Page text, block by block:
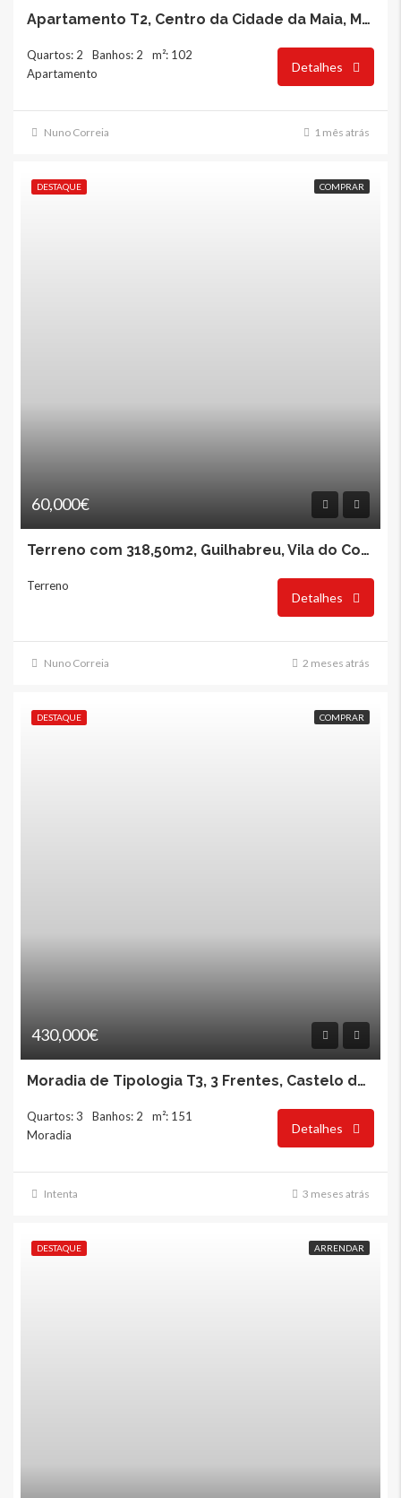
Apartamento T2, Centro da Cidade da Maia, Maia
Quartos: 2 Banhos: 2
m²: 102
Apartamento
Detalhes
Nuno Correia 1 mês atrás
DESTAQUE COMPRAR
60,000€
Terreno com 318,50m2, Guilhabreu, Vila do Conde
Terreno
Detalhes
Nuno Correia 2 meses atrás
DESTAQUE COMPRAR
430,000€
Moradia de Tipologia T3, 3 Frentes, Castelo da Maia
Quartos: 3 Banhos: 2
m²: 151
Moradia
Detalhes
Intenta 3 meses atrás
DESTAQUE ARRENDAR